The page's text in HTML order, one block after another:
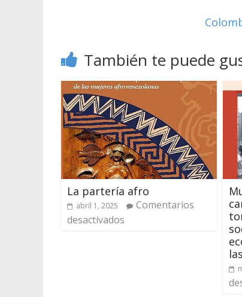
También te puede
La partería afro
abril 1, 2025
Comentarios
desactivados